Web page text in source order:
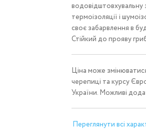
водовідштовхувальну
термоізоляції і
своє забарвлення в
Стійкий до прояву
Ціна може
черепиці та курсу
України. Можливі
Переглянути всі